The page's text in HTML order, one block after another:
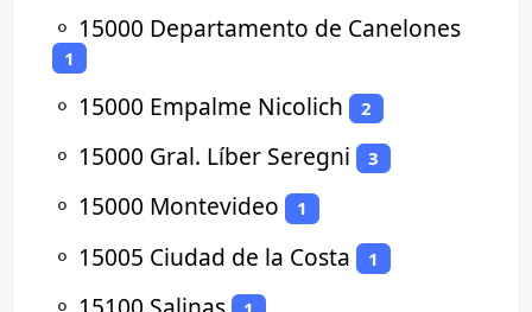
⚬ 15000 Departamento de Canelones
1
⚬ 15000 Empalme Nicolich 2
⚬ 15000 Gral. Líber Seregni 3
⚬ 15000 Montevideo 1
⚬ 15005 Ciudad de la Costa 1